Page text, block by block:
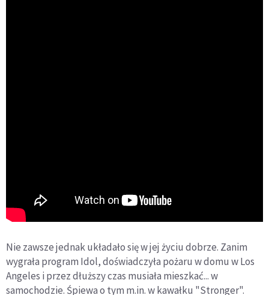
Nie zawsze jednak układało się w jej życiu dobrze. Zanim
wygrała program Idol, doświadczyła pożaru w domu w Los
Angeles i przez dłuższy czas musiała mieszkać... w
samochodzie. Śpiewa o tym m.in. w kawałku "Stronger".